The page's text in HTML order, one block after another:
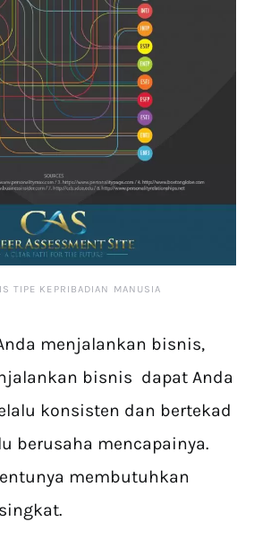
TIPE KEPRIBADIAN MANUSIA
menjalankan bisnis,
bisnis dapat Anda
konsisten dan bertekad
berusaha mencapainya.
membutuhkan